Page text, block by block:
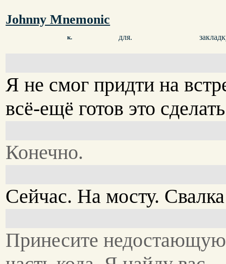
Johnny Mnemonic
к. для.
Я не смог придти на
всё-ещё готов это
Конечно.
Сейчас. На мосту.
Принесите недостающую